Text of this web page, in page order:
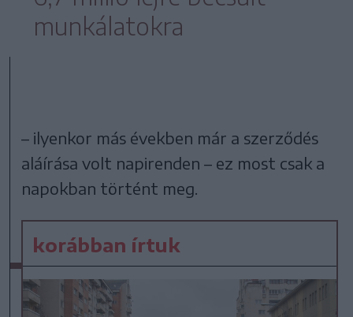
munkálatokra
– ilyenkor más években már a szerződés
aláírása volt napirenden – ez most csak a
napokban történt meg.
korábban írtuk